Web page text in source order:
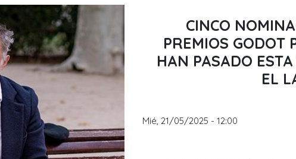
CINCO
PREMIOS GODOT
HAN PASADO
EL
Mié, 21/05/2025 - 12:00